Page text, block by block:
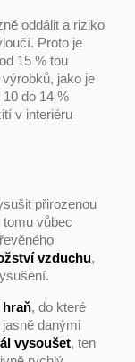
oddálit a riziko
Proto je
15 % tou
jako je
do 14 %
v interiéru
přirozenou
vůbec
vzduchu,
hraň, do které
danými
vysoušet, ten